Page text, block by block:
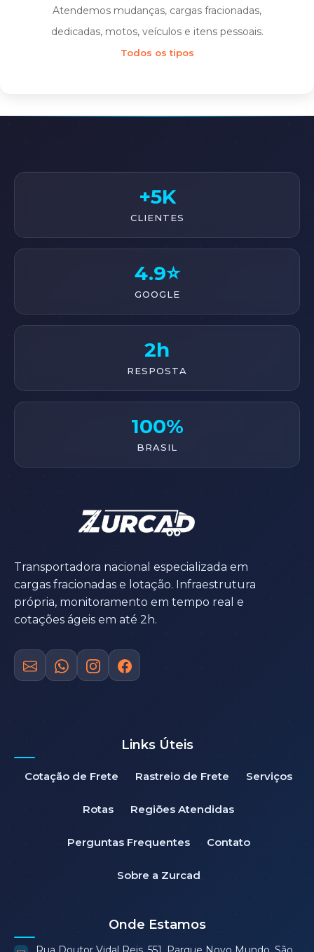
Atendemos mudanças, cargas fracionadas,
dedicadas, motos, veículos e itens pessoais.
Todos os tipos
+5K
CLIENTES
4.9⭐
GOOGLE
2h
RESPOSTA
100%
BRASIL
Transportadora nacional especializada em
cargas fracionadas e lotação. Infraestrutura
própria, monitoramento em tempo real e
cotações ágeis em até 2h.
Links Úteis
Cotação de Frete Rastreio de Frete Serviços
Rotas Regiões Atendidas
Perguntas Frequentes Contato
Sobre a Zurcad
Onde Estamos